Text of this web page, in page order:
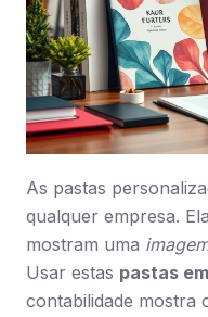
As pastas
qualquer empresa.
mostram uma
Usar estas pastas
contabilidade mostra